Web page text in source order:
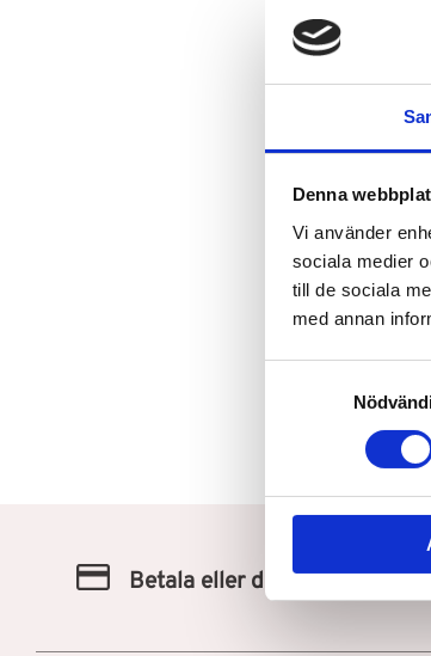
Denna
Vi använder
sociala medier
till de sociala
med annan
s
Betala eller delbetala med